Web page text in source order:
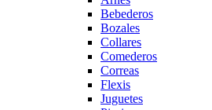
Bebederos
Bozales
Collares
Comederos
Correas
Flexis
Juguetes